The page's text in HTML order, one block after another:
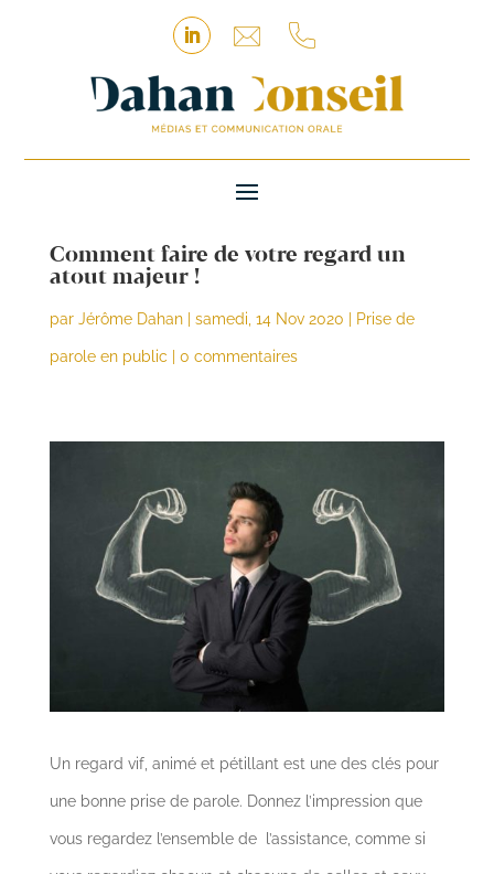
Comment faire de votre regard un
atout majeur !
par Jérôme Dahan| samedi, 14 Nov 2020 Prise de
parole en public 0 commentaires
Un regard vif, animé et pétillant est une des clés pour
une bonne prise de parole. Donnez l’impression que
vous regardez l’ensemble de l’assistance, comme si